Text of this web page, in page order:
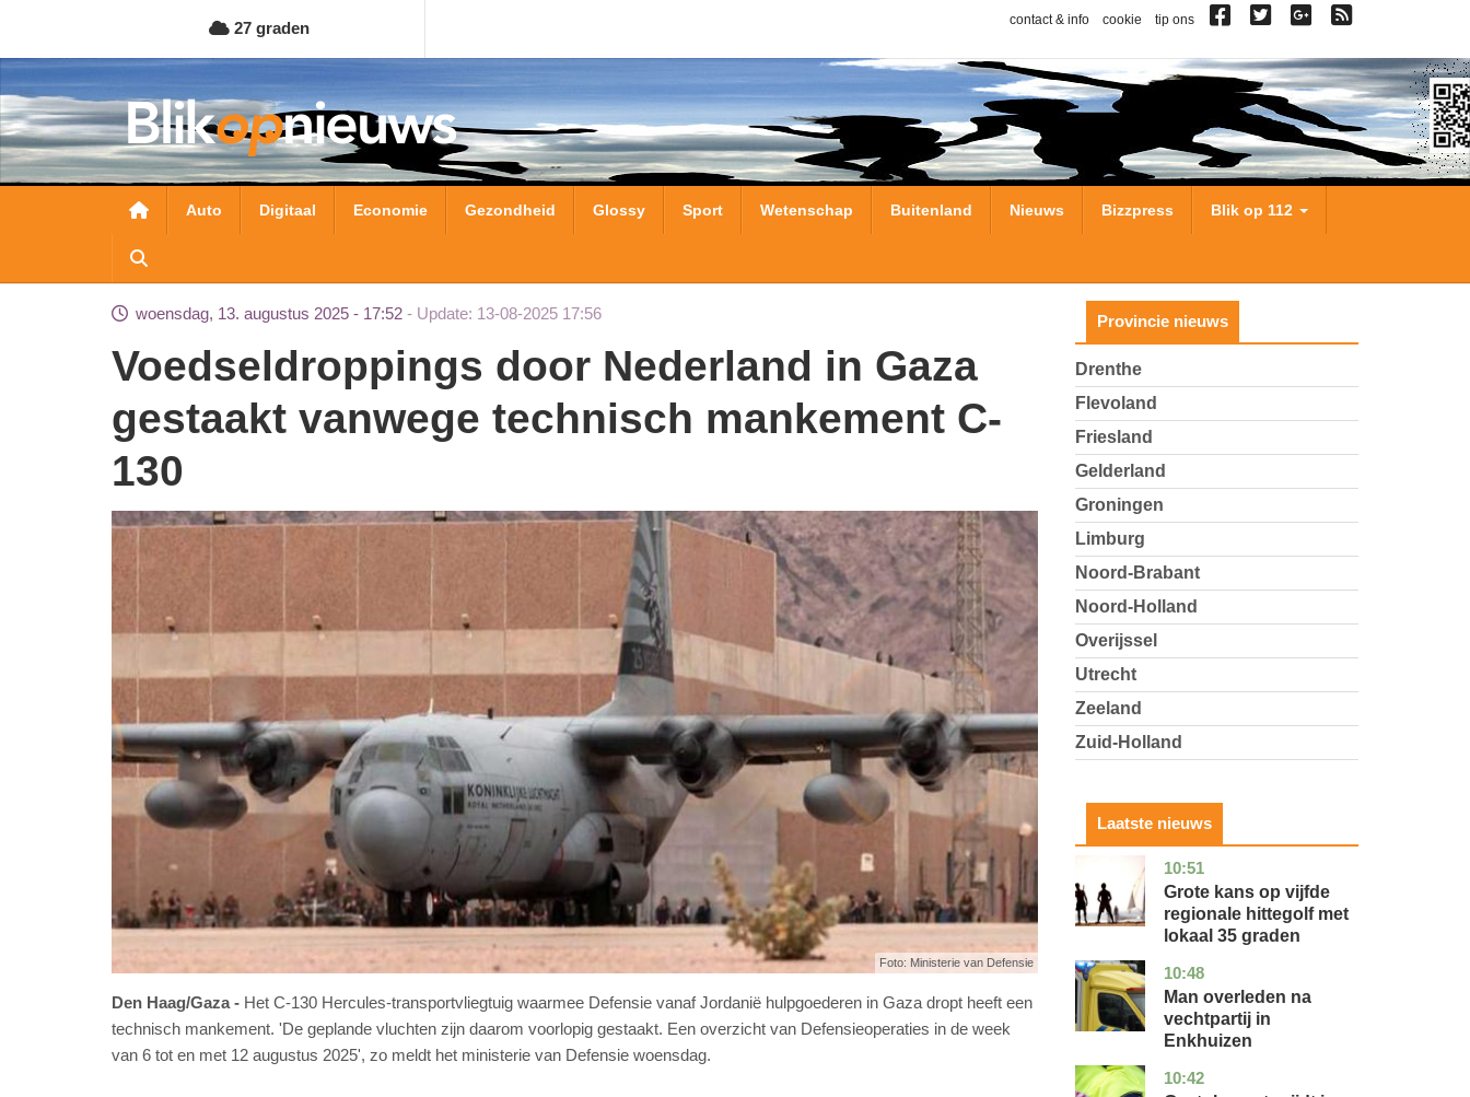
naar
de
inhoud
gaan
27 graden contact & info cookie tip ons
Hoofdnavigatie
Auto Digitaal Economie Gezondheid Glossy Sport Wetenschap Buitenland Nieuws Bizzpress Blik op 112
woensdag, 13. augustus 2025 - 17:52 Update: 13-08-2025 17:56
Voedseldroppings door Nederland in Gaza
gestaakt vanwege technisch mankement C-
130
Foto: Ministerie van Defensie
Den Haag/Gaza
Het C-130 Hercules-transportvliegtuig waarmee Defensie vanaf Jordanië hulpgoederen in Gaza dropt heeft een
technisch mankement. 'De geplande vluchten zijn daarom voorlopig gestaakt. Een overzicht van Defensieoperaties in de week
van 6 tot en met 12 augustus 2025', zo meldt het ministerie van Defensie woensdag.
Provincie nieuws
Drenthe
Flevoland
Friesland
Gelderland
Groningen
Limburg
Noord-Brabant
Noord-Holland
Overijssel
Utrecht
Zeeland
Zuid-Holland
Laatste nieuws
10:51
utrecht
nieuws
Grote kans op vijfde
regionale hittegolf met
lokaal 35 graden
10:48
noord-
holland
nieuws
Man overleden na
vechtpartij in
Enkhuizen
10:42
noord-
nieuws